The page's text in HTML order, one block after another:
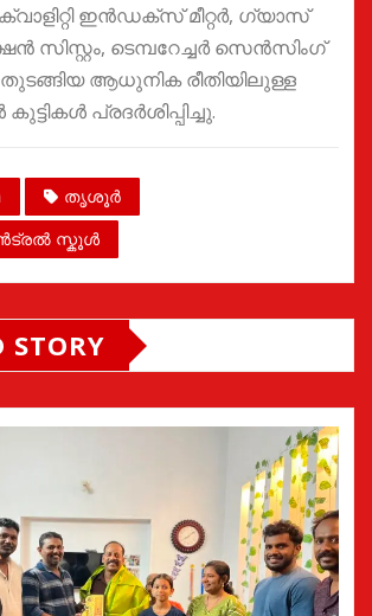
ഇൻഡക്സ് മീറ്റർ, ഗ്യാസ്
സിസ്റ്റം, ടെമ്പറേച്ചർ സെൻസിംഗ്
ആധുനിക രീതിയിലുള്ള
പ്രദർശിപ്പിച്ചു.
തൃശൂർ
സ്കൂൾ
STORY